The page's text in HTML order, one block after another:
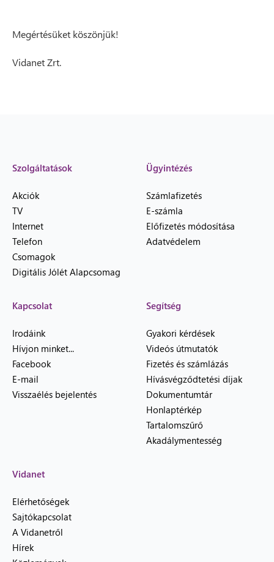
Megértésüket köszönjük!
Vidanet Zrt.
Szolgáltatások
Akciók
TV
Internet
Telefon
Csomagok
Digitális Jólét Alapcsomag
Ügyintézés
Számlafizetés
E-számla
Előfizetés módosítása
Adatvédelem
Kapcsolat
Irodáink
Hívjon minket...
Facebook
E-mail
Visszaélés bejelentés
Segítség
Gyakori kérdések
Videós útmutatók
Fizetés és számlázás
Hívásvégződtetési díjak
Dokumentumtár
Honlaptérkép
Tartalomszűrő
Akadálymentesség
Vidanet
Elérhetőségek
Sajtókapcsolat
A Vidanetről
Hírek